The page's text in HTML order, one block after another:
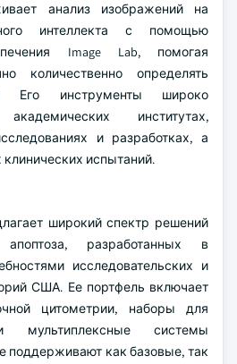
анализ изображений на
интеллекта с помощью
Image Lab, помогая
количественно определять
Его инструменты широко
институтах,
и разработках, а
испытаний.
широкий спектр решений
разработанных в
исследовательских и
США. Ее портфель включает
цитометрии, наборы для
мультиплексные системы
поддерживают как базовые, так